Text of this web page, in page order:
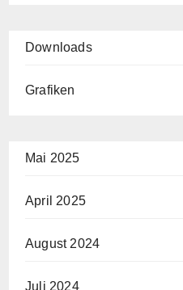
Downloads
Grafiken
Mai 2025
April 2025
August 2024
Juli 2024